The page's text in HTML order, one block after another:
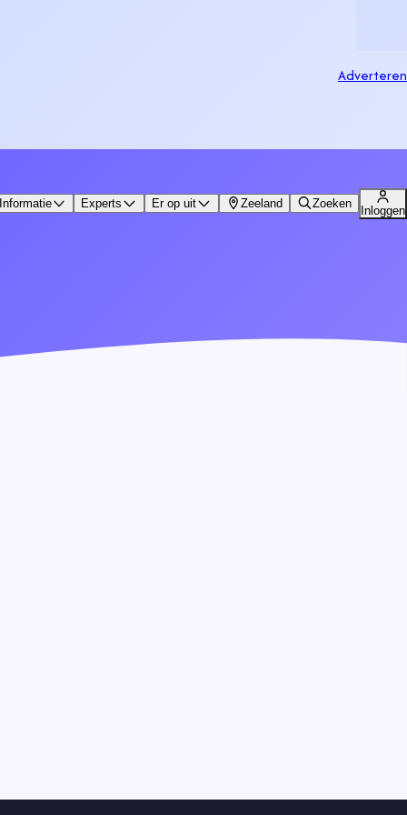
Adverteren
Informatie Experts Er op uit Zeeland Zoeken
Inloggen